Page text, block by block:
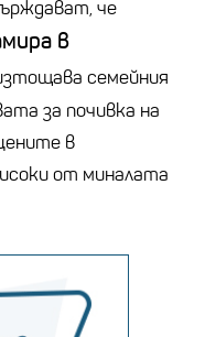
че
в
семейния
за почивка на
в
от миналата